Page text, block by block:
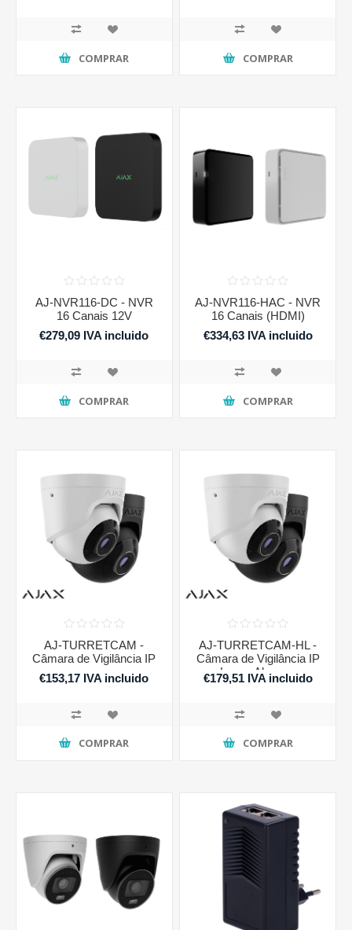
COMPRAR COMPRAR
AJ-NVR116-DC - NVR
16 Canais 12V
€279,09 IVA incluido
COMPRAR
AJ-NVR116-HAC - NVR
16 Canais (HDMI)
€334,63 IVA incluido
COMPRAR
AJ-TURRETCAM -
Câmara de Vigilância IP
€153,17 IVA incluido
COMPRAR
AJ-TURRETCAM-HL -
Câmara de Vigilância IP
Longo Alcance
€179,51 IVA incluido
COMPRAR